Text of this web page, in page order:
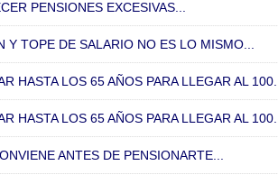
PENSIONES EXCESIVAS...
Y TOPE DE SALARIO NO ES LO MISMO...
HASTA LOS 65 AÑOS PARA LLEGAR AL
HASTA LOS 65 AÑOS PARA LLEGAR AL
ANTES DE PENSIONARTE...